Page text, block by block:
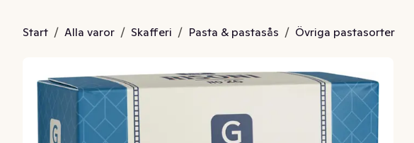
Start / Alla varor / Skafferi / Pasta & pastasås / Övriga pastasorter
Risoni